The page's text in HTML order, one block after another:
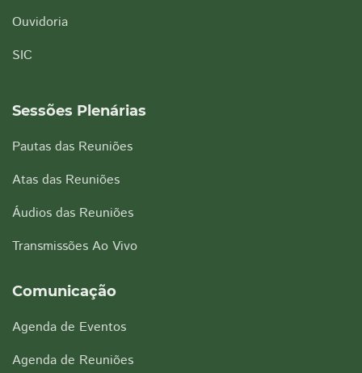
Ouvidoria
SIC
Sessões Plenárias
Pautas das Reuniões
Atas das Reuniões
Áudios das Reuniões
Transmissões Ao Vivo
Comunicação
Agenda de Eventos
Agenda de Reuniões